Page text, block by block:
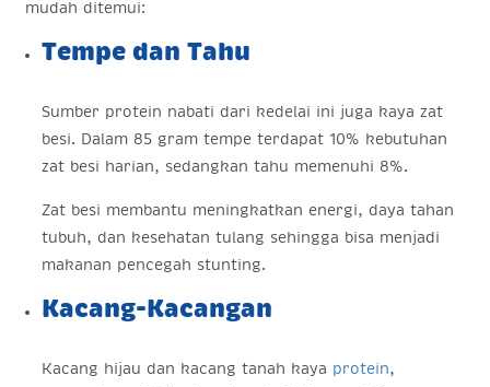
mudah ditemui:
Tempe dan Tahu
Sumber protein nabati dari kedelai ini juga kaya zat
besi. Dalam 85 gram tempe terdapat 10% kebutuhan
zat besi harian, sedangkan tahu memenuhi 8%.
Zat besi membantu meningkatkan energi, daya tahan
tubuh, dan kesehatan tulang sehingga bisa menjadi
makanan pencegah stunting.
Kacang-Kacangan
Kacang hijau dan kacang tanah kaya protein,